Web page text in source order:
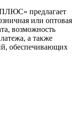
предлагает
или оптовая
возможность
а также
обеспечивающих